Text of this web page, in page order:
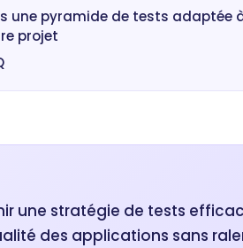
une pyramide de tests adaptée
projet
une stratégie de tests
des applications sans